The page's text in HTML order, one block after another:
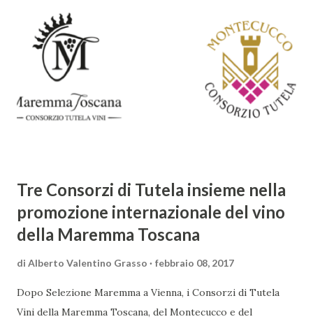
abbracciando invece i principi del Barocco: l'arte come
meraviglia, l'ostentazione della tecnica e la ricerca del
sorprendente. Marino visse in un'epoca di grandi
cambiamenti culturali e sociali, e la sua opera riflette questa
complessità. L'Adone è un poema epico-mitologico in 20
canti, composto da oltre 40.000 versi. Narra la storia
Tre Consorzi di Tutela insieme nella
promozione internazionale del vino
della Maremma Toscana
di Alberto Valentino Grasso febbraio 08, 2017
Dopo Selezione Maremma a Vienna, i Consorzi di Tutela
Vini della Maremma Toscana, del Montecucco e del